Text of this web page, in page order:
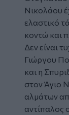
Νικολάου
ελαστικό
κοντώ και
Δεν είναι
Γιώργου
και η
στον Άγιο
αλμάτων
αντίπαλος